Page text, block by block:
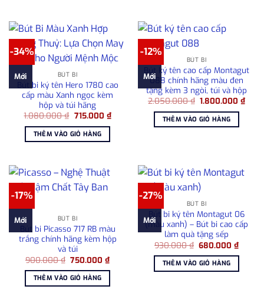
-34%
Mới BÚT BI
Bút bi ký tên Hero 1780 cao
cấp màu Xanh ngọc kèm
hộp và túi hãng
1.080.000₫ Giá
là:
1.080.000 ₫.
715.000 ₫Giá
hiện
THÊM VÀO GIỎ HÀNG
-12%
Mới
BÚT BI
Bút ký tên cao cấp Montagut
088 chính hãng màu đen
tặng kèm 3 ngòi, túi và hộp
2.050.000₫ Giá
là:
2.050.000 ₫.
1.800.000₫Giá
hiện
THÊM VÀO GIỎ HÀNG
-17%
Mới BÚT BI
Bút bi Picasso 717 RB màu
trắng chính hãng kèm hộp
và túi
900.000₫ Giá
là:
900.000 ₫.
750.000₫Giá
hiện
750.000 ₫.
THÊM VÀO GIỎ HÀNG
-27%
Mới
BÚT BI
Bút bi ký tên Montagut 06
(màu xanh) – Bút bi cao cấp
làm quà tặng sếp
930.000₫ Giá
là:
930.000 ₫.
680.000₫Giá
hiện
THÊM VÀO GIỎ HÀNG